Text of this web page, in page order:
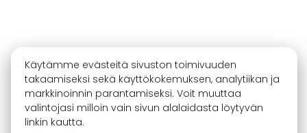
Käytämme evästeitä sivuston toimivuuden
takaamiseksi sekä käyttökokemuksen, analytiikan ja
markkinoinnin parantamiseksi. Voit muuttaa
valintojasi milloin vain sivun alalaidasta löytyvän
linkin kautta.